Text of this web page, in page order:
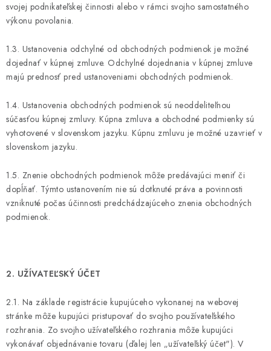
svojej podnikateľskej činnosti alebo v rámci svojho samostatného
výkonu povolania.
1.3. Ustanovenia odchylné od obchodných podmienok je možné
dojednať v kúpnej zmluve. Odchylné dojednania v kúpnej zmluve
majú prednosť pred ustanoveniami obchodných podmienok.
1.4. Ustanovenia obchodných podmienok sú neoddeliteľnou
súčasťou kúpnej zmluvy. Kúpna zmluva a obchodné podmienky sú
vyhotovené v slovenskom jazyku. Kúpnu zmluvu je možné uzavrieť v
slovenskom jazyku.
1.5. Znenie obchodných podmienok môže predávajúci meniť či
dopĺňať. Týmto ustanovením nie sú dotknuté práva a povinnosti
vzniknuté počas účinnosti predchádzajúceho znenia obchodných
podmienok.
2. UŽÍVATEĽSKÝ ÚČET
2.1. Na základe registrácie kupujúceho vykonanej na webovej
stránke môže kupujúci pristupovať do svojho používateľského
rozhrania. Zo svojho užívateľského rozhrania môže kupujúci
vykonávať objednávanie tovaru (ďalej len „užívateľský účet"). V